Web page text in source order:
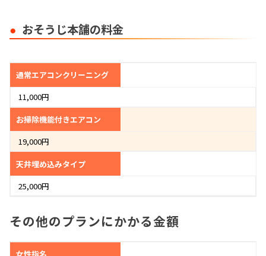
おそうじ本舗の料金
通常エアコンクリーニング
11,000円
お掃除機能付きエアコン
19,000円
天井埋め込みタイプ
25,000円
その他のプランにかかる金額